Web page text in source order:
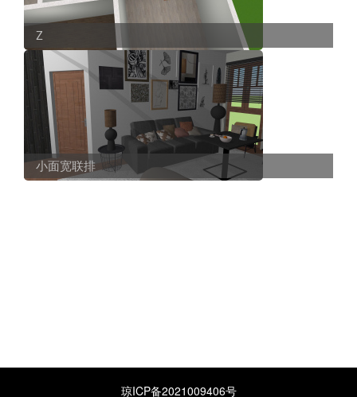
Z
小面宽联排
琼ICP备2021009406号